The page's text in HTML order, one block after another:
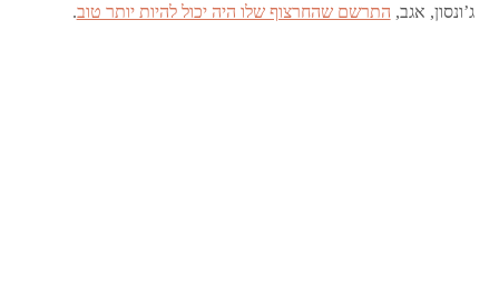
ג’ונסון, אגב, התרשם שהחרצוף שלו היה יכול להיות יותר טוב.